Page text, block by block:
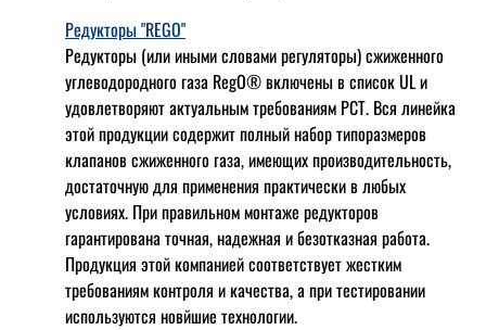
Редукторы "REGO"
Редукторы (или иными словами регуляторы) сжиженного
углеводородного газа RegO® включены в список UL и
удовлетворяют актуальным требованиям РСТ. Вся линейка
этой продукции содержит полный набор типоразмеров
клапанов сжиженного газа, имеющих производительность,
достаточную для применения практически в любых
условиях. При правильном монтаже редукторов
гарантирована точная, надежная и безотказная работа.
Продукция этой компанией соответствует жестким
требованиям контроля и качества, а при тестировании
используются новйшие технологии.